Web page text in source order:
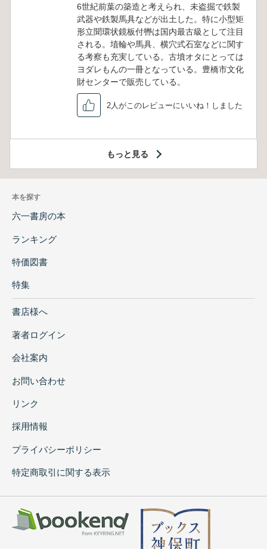
6世紀前葉の築造と考えられ、未盗掘で鉄製
武器や鉄製馬具などが出土した。特に小型矩
形立聞環状鏡板付轡は国内最古級として注目
される。埴輪や馬具、横穴式石室などに関す
る考察も充実している。古墳オタにとっては
ヨダレもんの一冊となっている。豊橋市文化
財センターで販売している。
2人がこのレビューにいいね！しました
もっと見る
本を探す
六一書房の本
ランキング
特価図書
特集
書店様へ
著者ログイン
会社案内
お問い合わせ
リンク
採用情報
プライバシーポリシー
特定商取引に関する表示